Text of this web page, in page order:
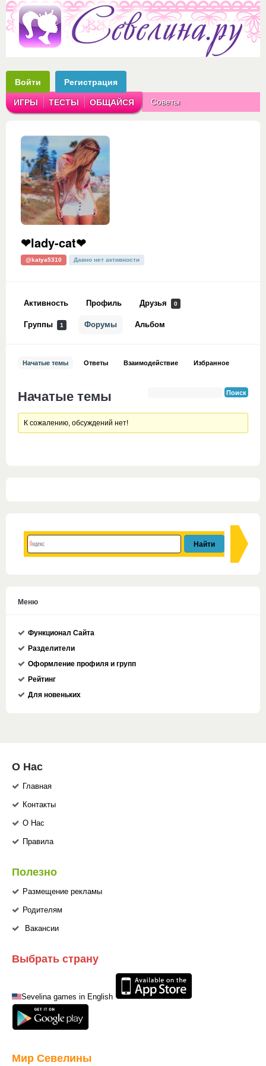
Войти Регистрация
ИГРЫ ТЕСТЫ ОБЩАЙСЯ Советы
❤lady-cat❤
@katya5310 Давно нет активности
Активность Профиль Друзья 0
Группы 1 Форумы Альбом
Начатые темы Ответы Взаимодействие Избранное
Начатые темы
К сожалению, обсуждений нет!
Меню
Функционал Сайта
Разделители
Оформление профиля и групп
Рейтинг
Для новеньких
О Нас
Главная
Контакты
О Нас
Правила
Полезно
Размещение рекламы
Родителям
Вакансии
Выбрать страну
Sevelina games in English
Мир Севелины